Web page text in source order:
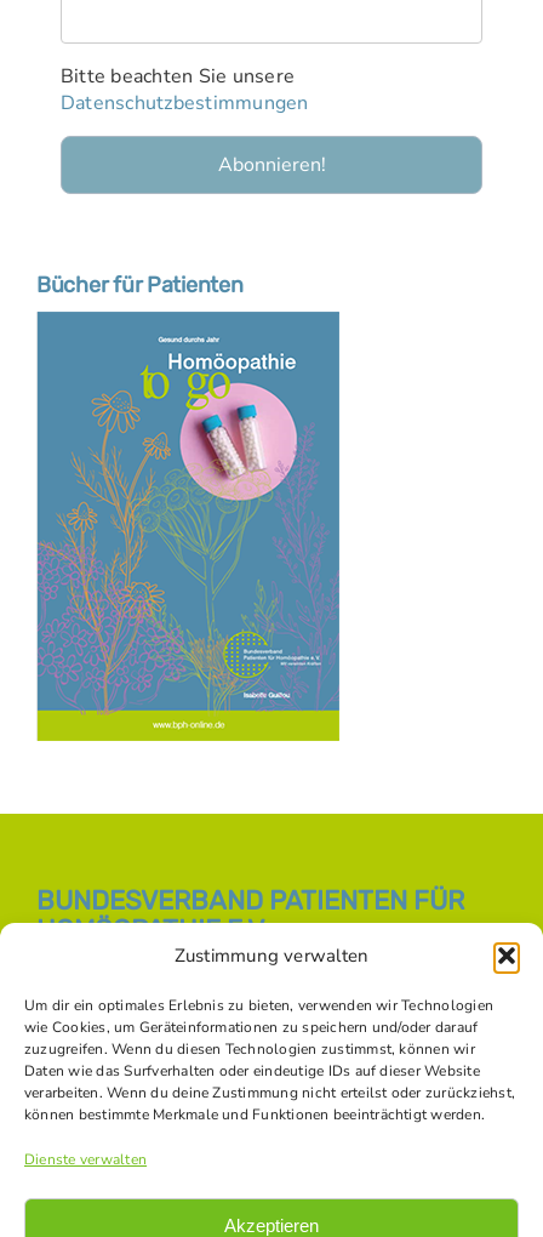
Zustimmung verwalten
Um dir ein optimales Erlebnis zu bieten, verwenden wir Technologien
wie Cookies, um Geräteinformationen zu speichern und/oder darauf
zuzugreifen. Wenn du diesen Technologien zustimmst, können wir
Daten wie das Surfverhalten oder eindeutige IDs auf dieser Website
verarbeiten. Wenn du deine Zustimmung nicht erteilst oder zurückziehst,
können bestimmte Merkmale und Funktionen beeinträchtigt werden.
Dienste verwalten
Akzeptieren
Bitte beachten Sie unsere
Datenschutzbestimmungen
Bücher für Patienten
BUNDESVERBAND PATIENTEN FÜR
HOMÖOPATHIE E.V.
E-Mail:
info [at] bph-online.de
Webseite:Homöopathie Online
SOZIALE NETZWERKE